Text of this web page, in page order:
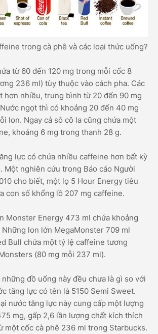
trong cà phê và các loại thức uống?
từ 60 đến 120 mg trong mỗi cốc 8
236 ml) tùy thuộc vào cách pha. Các
hơn nhiều, trung bình từ 20 đến 90 mg
ngọt thì có khoảng 20 đến 40 mg
lon. Ngay cả sô cô la cũng chứa một
khoảng 6 mg trong thanh 28 g.
lực có chứa nhiều caffeine hơn bất kỳ
Một nghiên cứu trong Báo cáo Người
cho biết, một lọ 5 Hour Energy tiêu
con số khổng lồ 207 mg caffeine.
Monster Energy 473 ml chứa khoảng
Những lon lớn MegaMonster 709 ml
Bull chứa một tỷ lệ caffeine tương
(80 mg mỗi 237 ml).
đồ uống này đều chưa là gì so với
tăng lực có tên là 5150 Semi Sweet.
nước tăng lực này cung cấp một lượng
mg, gấp 2,6 lần lượng chất kích thích
một cốc cà phê 236 ml trong Starbucks.